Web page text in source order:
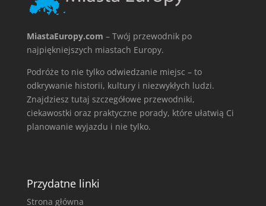
MiastaEuropy.com – Twój przewodnik po
najpiękniejszych miastach Europy.
Podróże to nie tylko odwiedzanie miejsc – to
odkrywanie historii, kultury i niezwykłych ludzi.
Znajdziesz tutaj szczegółowe przewodniki,
ciekawostki oraz praktyczne porady, które ułatwią Ci
planowanie wyjazdu i nie tylko.
Przydatne linki
Strona główna